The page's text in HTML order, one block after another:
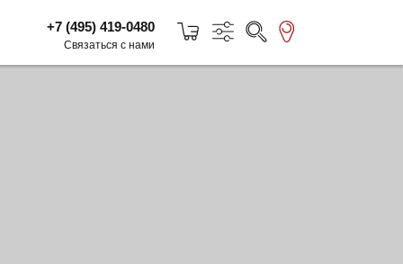
+7 (495) 419-0480
Связаться с нами